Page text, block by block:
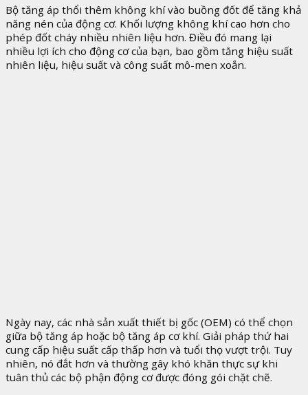
Bộ tăng áp thổi thêm không khí vào buồng đốt để tăng khả
năng nén của động cơ. Khối lượng không khí cao hơn cho
phép đốt cháy nhiều nhiên liệu hơn. Điều đó mang lại
nhiều lợi ích cho động cơ của bạn, bao gồm tăng hiệu suất
nhiên liệu, hiệu suất và công suất mô-men xoắn.
Ngày nay, các nhà sản xuất thiết bị gốc (OEM) có thể chọn
giữa bộ tăng áp hoặc bộ tăng áp cơ khí. Giải pháp thứ hai
cung cấp hiệu suất cấp thấp hơn và tuổi thọ vượt trội. Tuy
nhiên, nó đắt hơn và thường gây khó khăn thực sự khi
tuân thủ các bộ phận động cơ được đóng gói chặt chẽ.